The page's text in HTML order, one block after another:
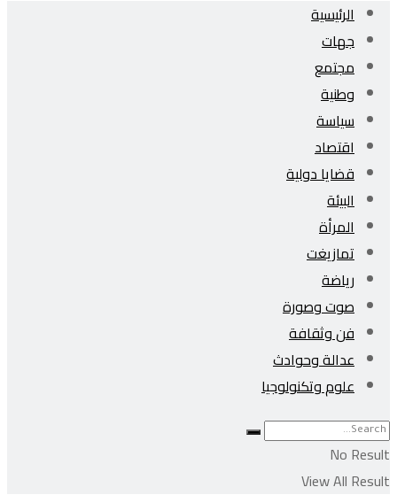
الرئيسية
جهات
مجتمع
وطنية
سياسة
اقتصاد
قضايا دولية
البيئة
المرأة
تمازيغت
رياضة
صوت وصورة
فن وثقافة
عدالة وحوادث
علوم وتكنولوجيا
No Result
View All Result